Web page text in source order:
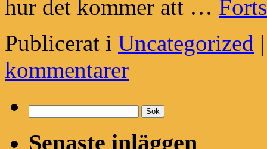
hur det kommer att …
Publicerat i Uncategorized |
kommentarer
efter:
Senaste inläggen